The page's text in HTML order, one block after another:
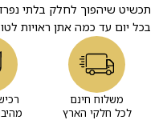
תכשיט שיהפוך לחלק בלתי
בכל יום עד כמה אתן ראויות
משלוח חינם
לכל חלקי הארץ